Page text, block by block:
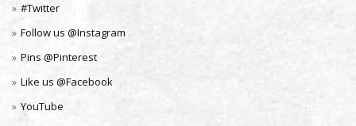
#Twitter
Follow us @Instagram
Pins @Pinterest
Like us @Facebook
YouTube